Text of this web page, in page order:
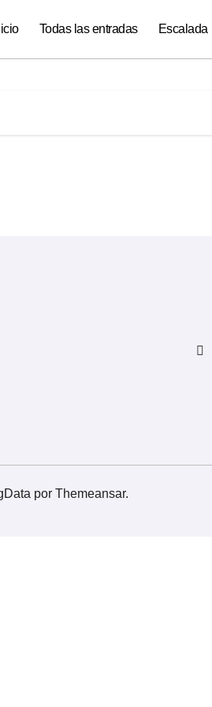
Todas las entradas Escalada
por Themeansar.